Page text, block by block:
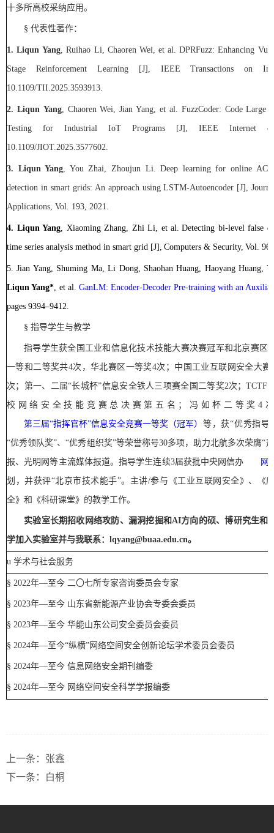
十多所高校采纳应用。
§ 代表性著作：
1.Liqun Yang, Ruihao Li, Chaoren Wei,et al. DPRFuzz: Enhancing
Stage Reinforcement Learning [J] , IEEE Transactions on
10.1109/TII.2025.3593913.
2. Liqun Yang, Chaoren Wei, Jian Yang, et al. FuzzCoder: Code Large
Testing for Industrial IoT Programs [J], IEEE Internet
10.1109/JIOT.2025.3577602.
3. Liqun Yang, You Zhai, Zhoujun Li. Deep learning for online AC
detection in smart grids: An approach using LSTM-Autoencoder [J],
Applications, Vol. 193, 2021.
4. Liqun Yang, Xiaoming Zhang, Zhi Li, et al. Detecting bi-level false
time series analysis method in smart grid [J], Computers & Security, Vol. 96,
5.Jian Yang, Shuming Ma, Li Dong, Shaohan Huang, Haoyang Huang,
Liqun Yang*, et al.GanLM: Encoder-Decoder Pre-training with an
pages 9394–9412.
§ 指导学生与教学
指导学生获全国工业和信息化技术技能大赛决赛冠军和北京赛区
一等和二等奖共4次，华北赛区一等奖4次；中国工业互联网安全大
次；第一、二届“长城杯”信息安全铁人三项赛全国二等奖2次；TCTF
校网络安全技能竞赛总决赛第五名；冯如杯二等奖4
第三届“指挥官杯”信息安全竞赛一等奖（冠军） 等，获“优秀指导
“优秀领队奖”、“优秀组织奖”等荣誉称号30多项，助力北航多次荣膺“
报、光明网等主流媒体报道。指导学生连续3届获批中央网信办 网
划，并获评“北京市技术能手”。主讲/参与《工业互联网安全》、《
全》和《科研课堂》 的教学工作。
实验室长期招收 网络攻防、 漏洞挖掘和AI方向的硕、博研究生和
学加入实验室并与我联系： lqyang@buaa.edu.cn。
u 学术与社会服务
§ 2022年—至今 二〇七所专家咨询委员会专家
§ 2023年—至今 山东省新能源产业协会专委会委员
§ 2023年—至今 华能山东公司安全委员会委员
§ 2024年—至今“纵横”网络空间安全创新论坛学术委员会委员
§ 2024年—至今 信息网络安全期刊编委
§ 2024年—至今 网络空间安全科学学报编委
上一条： 张鑫
下一条：
白桐